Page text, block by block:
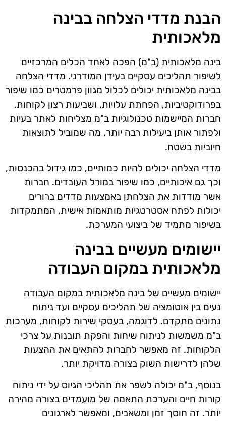
הבנת מדדי הצלחה בבינה
מלאכותית
בינה מלאכותית (ב"מ) הפכה לאחד הכלים המרכזיים
לשיפור תהליכים עסקיים בעידן המודרני. מדדי הצלחה
בבינה מלאכותית יכולים לכלול מגוון פרמטרים כמו שיפור
בפרודוקטיביות, הפחתת עלויות, ושביעות רצון לקוחות.
חברות המיישמות טכנולוגיות ב"מ מצליחות לאתר בעיות
ולפתור אותן ביעילות רבה יותר, מה שמוביל לתוצאות
חיוביות בשטח.
מדדי הצלחה יכולים להיות כמותיים, כמו גידול בהכנסות,
וכך גם איכותיים, כמו שיפור במורל העובדים. חברות
אשר מודדות את הצלחתן באמצעות מדדים ברורים
יכולות לפתח אסטרטגיות מותאמות אישית, המתמקדות
בשיפור מתמיד של ביצועי המערכת.
יישומים מעשיים בבינה
מלאכותית במקום העבודה
יישומים מעשיים של בינה מלאכותית במקום העבודה
נעים בין אוטומציה של תהליכים עסקיים ועד ניתוח
נתונים מתקדם. לדוגמה, בעסקי שירות לקוחות, מערכות
ב"מ משמשות לניתוח שיחות והפקת תובנות על צרכי
הלקוחות. זה מאפשר לחברות להתאים את ההצעות
שלהן לדרישות השוק בצורה מדויקת יותר.
בנוסף, ב"מ יכולה לשפר את תהליכי הגיוס על ידי ניתוח
קורות חיים והערכת התאמה של מועמדים בצורה מהירה
יותר. זה חוסך זמן ומשאבים, ומאפשר לארגונים